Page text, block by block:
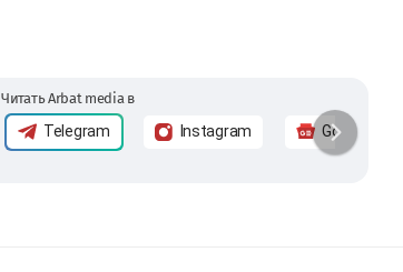
Читать Arbat media в
Telegram Instagram Google News